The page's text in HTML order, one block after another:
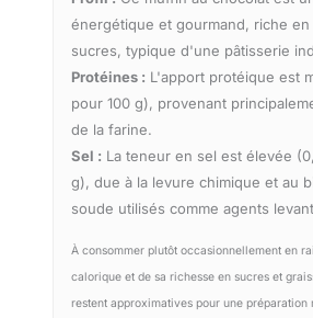
énergétique et gourmand, riche
sucres, typique d'une pâtisserie
Protéines : L'apport protéique est
pour 100 g), provenant
de la farine.
Sel : La teneur en sel est élevée
g), due à la levure chimique et au
soude utilisés comme agents
À consommer plutôt occasionnellement en
calorique et de sa richesse en sucres et
restent approximatives pour une préparation